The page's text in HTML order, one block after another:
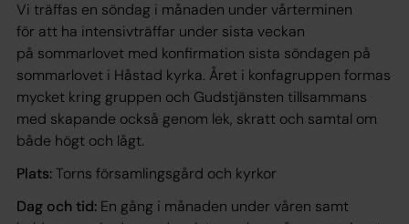
Vi träffas en söndag i månaden under vårterminen
för att ha intensivträffar under sista veckan
på sommarlovet med konfirmation sista söndagen på
sommarlovet i Håstad kyrka. Året i konfagruppen formas
mycket kring gruppen och Gudstjänsten tillsammans
med skapande också genom lek, skratt och samtal om
både högt och lågt.
Plats:Torns församlingsgård och kyrkor
Dag och tid: En gång i månaden under våren samt